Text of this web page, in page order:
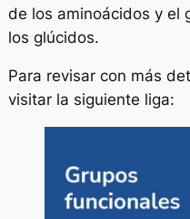
de los aminoácidos y el
los glúcidos.
Para revisar con más
visitar la siguiente liga: